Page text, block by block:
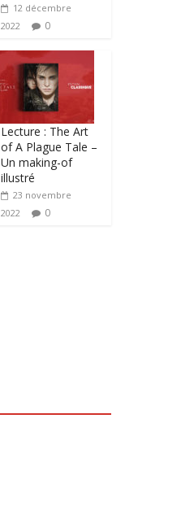
12 décembre
2022
0
Lecture : The Art
of A Plague Tale –
Un making-of
illustré
23 novembre
2022
0